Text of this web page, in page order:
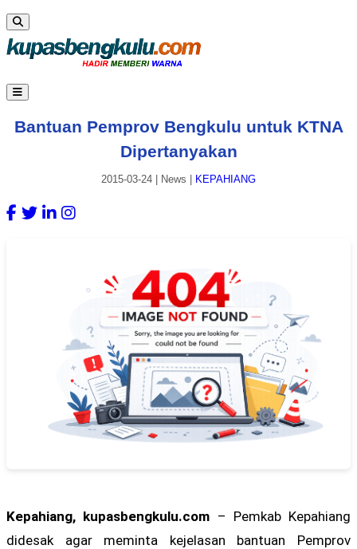
Bantuan Pemprov Bengkulu untuk KTNA
Dipertanyakan
2015-03-24 News KEPAHIANG
Kepahiang, kupasbengkulu.com – Pemkab Kepahiang
didesak agar meminta kejelasan bantuan Pemprov